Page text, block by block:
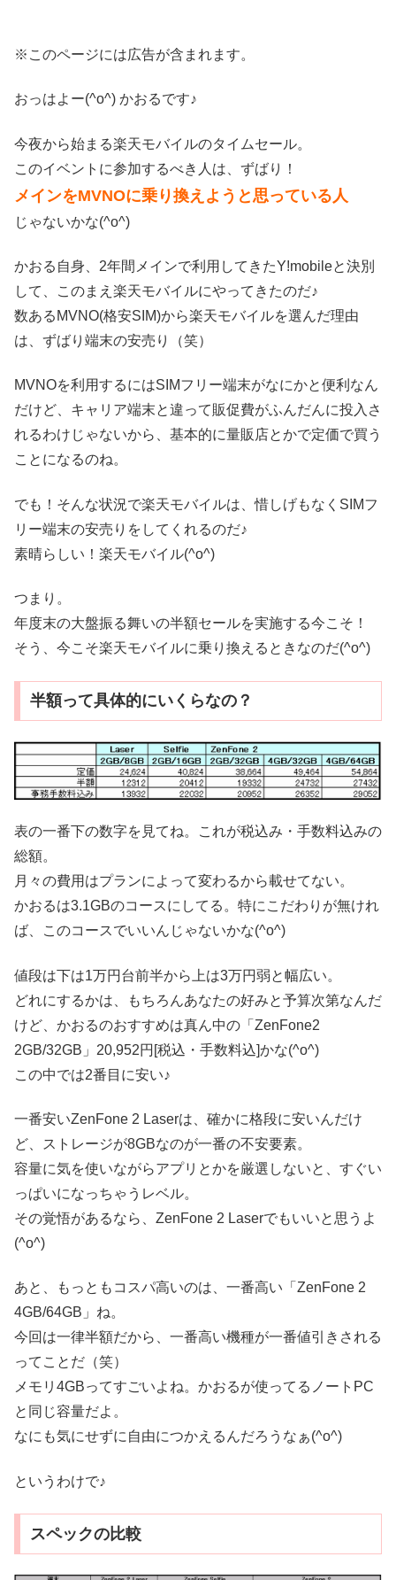
※このページには広告が含まれます。
おっはよー(^o^) かおるです♪
今夜から始まる楽天モバイルのタイムセール。
このイベントに参加するべき人は、ずばり！
メインをMVNOに乗り換えようと思っている人
じゃないかな(^o^)
かおる自身、2年間メインで利用してきたY!mobileと決別
して、このまえ楽天モバイルにやってきたのだ♪
数あるMVNO(格安SIM)から楽天モバイルを選んだ理由
は、ずばり端末の安売り（笑）
MVNOを利用するにはSIMフリー端末がなにかと便利なん
だけど、キャリア端末と違って販促費がふんだんに投入さ
れるわけじゃないから、基本的に量販店とかで定価で買う
ことになるのね。
でも！そんな状況で楽天モバイルは、惜しげもなくSIMフ
リー端末の安売りをしてくれるのだ♪
素晴らしい！楽天モバイル(^o^)
つまり。
年度末の大盤振る舞いの半額セールを実施する今こそ！
そう、今こそ楽天モバイルに乗り換えるときなのだ(^o^)
半額って具体的にいくらなの？
表の一番下の数字を見てね。これが税込み・手数料込みの
総額。
月々の費用はプランによって変わるから載せてない。
かおるは3.1GBのコースにしてる。特にこだわりが無けれ
ば、このコースでいいんじゃないかな(^o^)
値段は下は1万円台前半から上は3万円弱と幅広い。
どれにするかは、もちろんあなたの好みと予算次第なんだ
けど、かおるのおすすめは真ん中の「ZenFone2
2GB/32GB」20,952円[税込・手数料込]かな(^o^)
この中では2番目に安い♪
一番安いZenFone 2 Laserは、確かに格段に安いんだけ
ど、ストレージが8GBなのが一番の不安要素。
容量に気を使いながらアプリとかを厳選しないと、すぐい
っぱいになっちゃうレベル。
その覚悟があるなら、ZenFone 2 Laserでもいいと思うよ
(^o^)
あと、もっともコスパ高いのは、一番高い「ZenFone 2
4GB/64GB」ね。
今回は一律半額だから、一番高い機種が一番値引きされる
ってことだ（笑）
メモリ4GBってすごいよね。かおるが使ってるノートPC
と同じ容量だよ。
なにも気にせずに自由につかえるんだろうなぁ(^o^)
というわけで♪
スペックの比較